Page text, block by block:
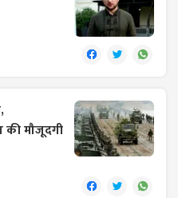
की मौजूदगी